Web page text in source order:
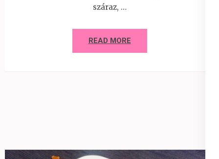
száraz, …
READ MORE